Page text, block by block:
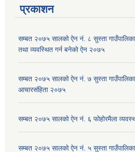
प्रकाशन
सम्बत २०७५ सालको ऐन नं. ८ सुस्ता
तथा व्यवस्थित गर्न बनेको ऐन २०७५
सम्बत २०७५ सालको ऐन नं. ७ सुस्ता गाउँपालिका
आचारसंहिता २०७५
सम्बत २०७५ सालको ऐन नं. ६ फोहोरमैला
सम्बत २०७५ सालको ऐन नं. ५ सुस्ता